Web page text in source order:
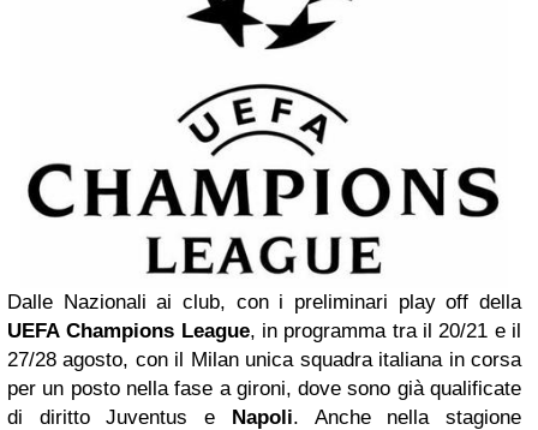
Dalle Nazionali ai club, con i preliminari play off della
UEFA Champions League, in programma tra il 20/21 e il
27/28 agosto, con il Milan unica squadra italiana in corsa
per un posto nella fase a gironi, dove sono già qualificate
di diritto Juventus e Napoli. Anche nella stagione